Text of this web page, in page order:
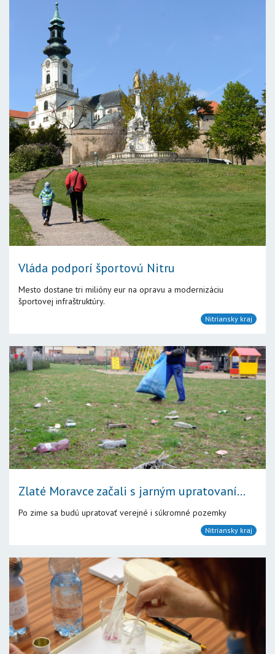
Vláda podporí športovú Nitru
Mesto dostane tri milióny eur na opravu a modernizáciu
športovej infraštruktúry.
Nitriansky kraj
Zlaté Moravce začali s jarným upratovaní...
Po zime sa budú upratovať verejné i súkromné pozemky
Nitriansky kraj